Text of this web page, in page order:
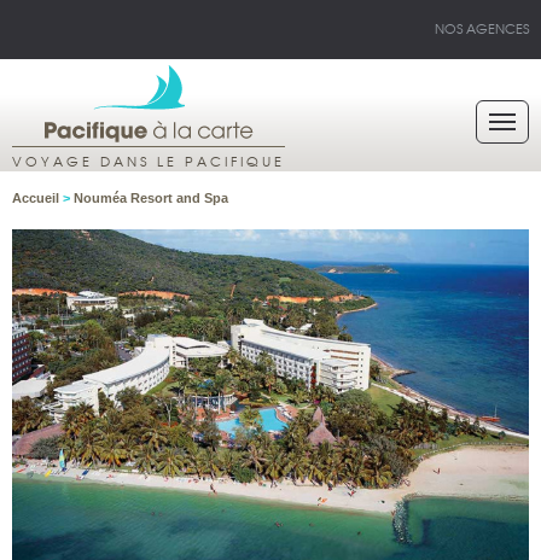
NOS AGENCES
VOYAGE DANS LE PACIFIQUE
Accueil > Nouméa Resort and Spa